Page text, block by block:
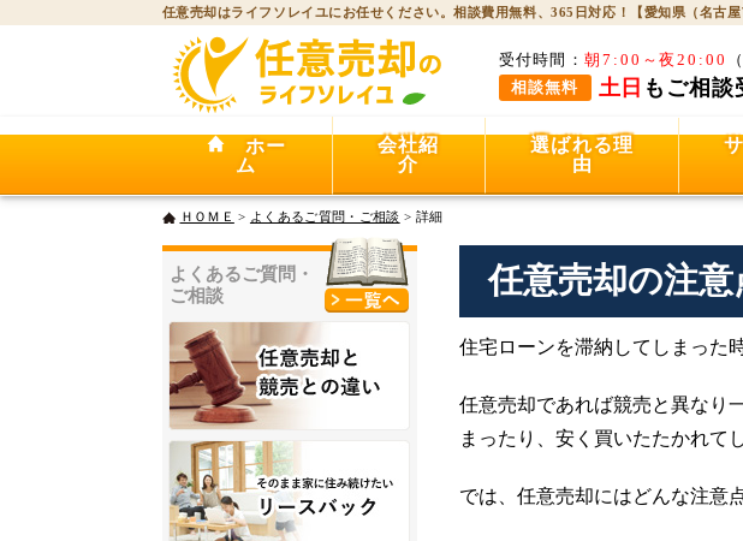
任意売却はライフソレイユにお任せください。相談費用無料、365日対応！【愛知県（名古屋
受付時間： 朝7:00～夜20:00
相談無料
土日 もご相談
ホー
ム
会社紹
介
選ばれる理
由
ＨＯＭＥ > よくあるご質問・ご相談 > 詳細
よくあるご質問・
ご相談
任意売却の注意
住宅ローンを滞納してしまった
任意売却であれば競売と異なり
まったり、安く買いたたかれて
では、任意売却にはどんな注意